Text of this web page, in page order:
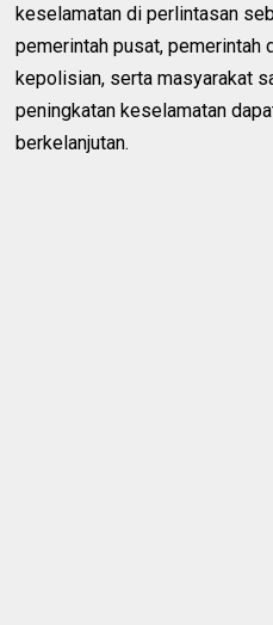
keselamatan di perlintasan
pemerintah pusat, pemerintah
kepolisian, serta masyarakat
peningkatan keselamatan
berkelanjutan.